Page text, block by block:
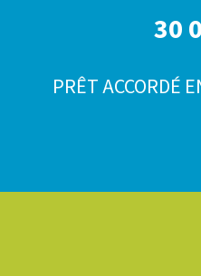
30
PRÊT ACCORDÉ